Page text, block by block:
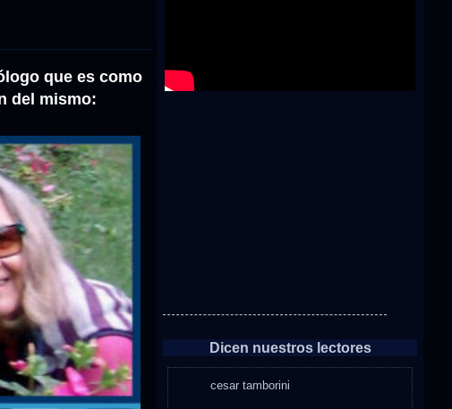
que es como
del mismo:
Dicen nuestros lectores
cesar tamborini